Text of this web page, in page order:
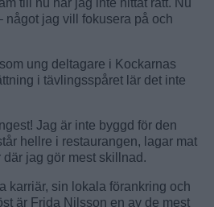
något jag vill fokusera på och
ung deltagare i Kockarnas
i tävlingsspåret lär det inte
Jag är inte byggd för den
hellre i restaurangen, lagar mat
där jag gör mest skillnad.
karriär, sin lokala förankring och
är Frida Nilsson en av de mest